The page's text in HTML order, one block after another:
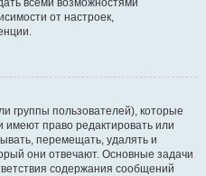
всеми возможностями
от настроек,
группы пользователей), которые
право редактировать или
перемещать, удалять и
они отвечают. Основные задачи
содержания сообщений